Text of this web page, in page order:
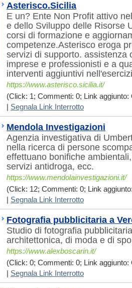
Asterisco.Sicilia
E un? Ente Non Profit attivo
e dello Sviluppo delle Risorse
corsi di formazione e
competenze.Asterisco eroga
servizi di supporto. assistenza
imprese e professionisti e a
interventi aggiuntivi
https://www.asterisco.sicilia.it/
(Click: 1; Commenti: 0; Link aggiunto:
Segnala Link Interrotto
Mendola Investigazioni
Agenzia investigativa di
nella ricerca di persone
effettuano bonifiche
servizi antidroga, ecc.
https://www.mendolainvestigazioni.it/
(Click: 12; Commenti: 0; Link
Segnala Link Interrotto
Fotografia pubblicitaria a
Studio di fotografia
architettonica, di moda e di
https://www.alexboscarin.it/
(Click: 0; Commenti: 0; Link aggiunto:
Segnala Link Interrotto